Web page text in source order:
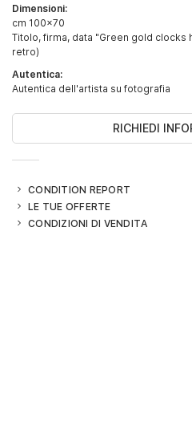
Dimensioni:
cm 100x70
Titolo, firma, data "Green gold clocks
retro)
Autentica:
Autentica dell'artista su fotografia
RICHIEDI
CONDITION REPORT
LE TUE OFFERTE
CONDIZIONI DI VENDITA